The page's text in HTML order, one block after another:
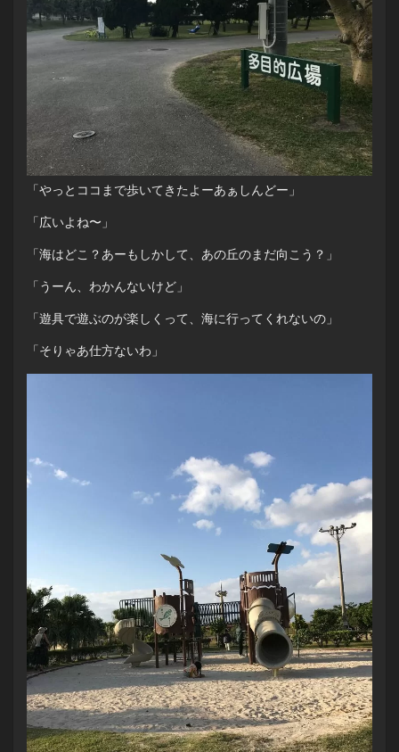
「やっとココまで歩いてきたよーあぁしんどー」
「広いよね〜」
「海はどこ？あーもしかして、あの丘のまだ向こう？」
「うーん、わかんないけど」
「遊具で遊ぶのが楽しくって、海に行ってくれないの」
「そりゃあ仕方ないわ」